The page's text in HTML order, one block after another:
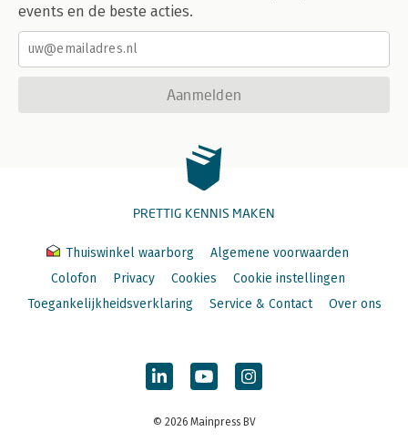
events en de beste acties.
Aanmelden
PRETTIG KENNIS MAKEN
Thuiswinkel waarborg
Algemene voorwaarden
Colofon
Privacy Cookies
Cookie instellingen
Toegankelijkheidsverklaring
Service & Contact Over ons
© 2026 Mainpress BV